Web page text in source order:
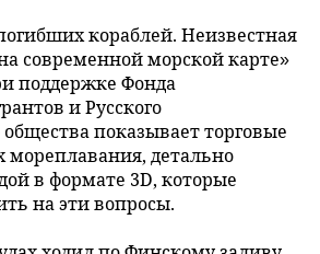
кораблей. Неизвестная
современной морской карте»
поддержке Фонда
и Русского
общества показывает торговые
мореплавания, детально
в формате 3D, которые
на эти вопросы.